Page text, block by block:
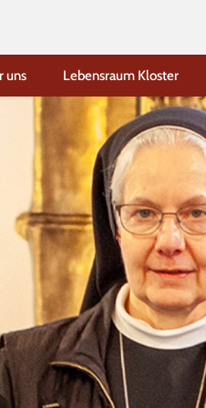
uns Lebensraum Kloster